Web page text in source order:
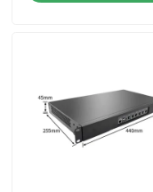
Продукция
О Компании